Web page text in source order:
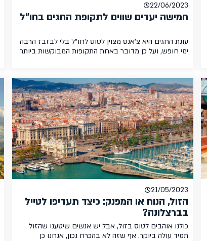
22/06/2023
חמישה יעדים שווים לתקופת החגים בחו"ל
עונת החגים היא צ'אנס מצוין לטוס לחו"ל בלי לבזבז הרבה
ימי חופש, ועל כן מדובר באחת התקופות המבוקשות ביותר
מומלצים במיוחד לבלות בהם את חגי תשרי בחו"ל. יעדים
באירופה עמק הדורדון: צרפת הציורית עמק הדורדון שוכן
ממש […]
21/05/2023
הזול, הנוח או המפנק: כיצד תעדיפו לטייל
בברצלונה?
כולנו אוהבים לטוס בזול, אבל יש אנשים שיטענו שהזול
תמיד עולה ביוקר. אף שזה לא בהכרח נכון, אנחנו כן